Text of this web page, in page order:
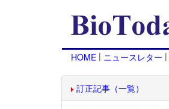
HOME | ニュースレター |
訂正記事（一覧）